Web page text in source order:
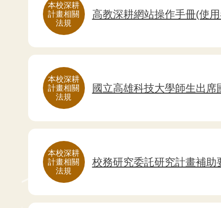
本校深耕
計畫相關
法規
高教深耕網站操作手冊(使
本校深耕
計畫相關
法規
國立高雄科技大學師生出
本校深耕
計畫相關
法規
校務研究委託研究計畫補助